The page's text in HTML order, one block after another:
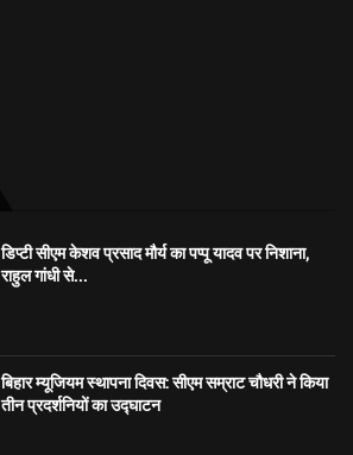
डिप्टी सीएम केशव प्रसाद मौर्य का पप्पू यादव पर निशाना,
राहुल गांधी से...
बिहार म्यूजियम स्थापना दिवस: सीएम सम्राट चौधरी ने किया
तीन प्रदर्शनियों का उद्घाटन